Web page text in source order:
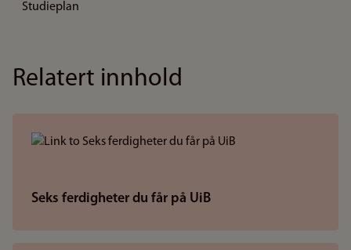
Studieplan
Relatert innhold
Seks ferdigheter du får på UiB